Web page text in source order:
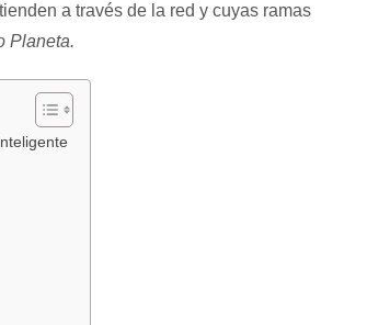
a través de la red y cuyas ramas
Planeta.